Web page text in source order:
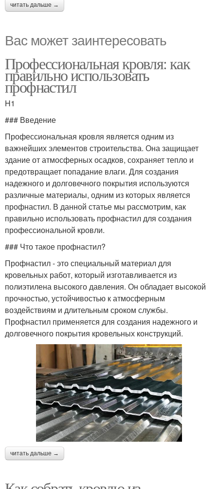
читать дальше →
Вас может заинтересовать
Профессиональная кровля: как
правильно использовать
профнастил
H1
### Введение
Профессиональная кровля является одним из
важнейших элементов строительства. Она защищает
здание от атмосферных осадков, сохраняет тепло и
предотвращает попадание влаги. Для создания
надежного и долговечного покрытия используются
различные материалы, одним из которых является
профнастил. В данной статье мы рассмотрим, как
правильно использовать профнастил для создания
профессиональной кровли.
### Что такое профнастил?
Профнастил - это специальный материал для
кровельных работ, который изготавливается из
полиэтилена высокого давления. Он обладает высокой
прочностью, устойчивостью к атмосферным
воздействиям и длительным сроком службы.
Профнастил применяется для создания надежного и
долговечного покрытия кровельных конструкций.
читать дальше →